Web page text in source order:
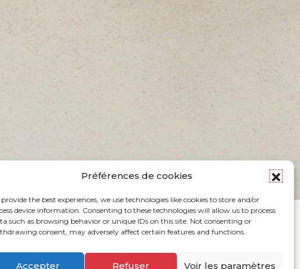
Préférences de cookies
provide the best experiences, we use technologies like cookies to store and/or
device information. Consenting to these technologies will allow us to process
such as browsing behavior or unique IDs on this site. Not consenting or
consent, may adversely affect certain features and functions.
Accepter Refuser Voir les paramètres